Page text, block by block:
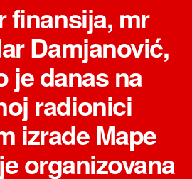
finansija, mr
Damjanović,
je danas na
radionici
izrade Mape
organizovana